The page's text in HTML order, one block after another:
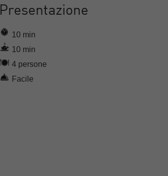
Presentazione
10 min
10 min
4 persone
Facile